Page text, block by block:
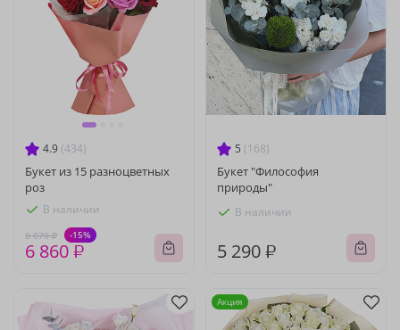
4.9 (434)
Букет из 15 разноцветных
роз
В наличии
8 070 ₽ -15%
6 860 ₽
5 (168)
Букет "Философия
природы"
В наличии
5 290 ₽
Акция